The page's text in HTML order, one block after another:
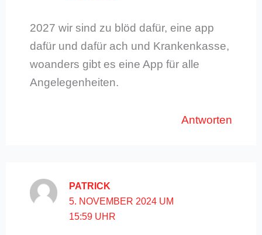
2027 wir sind zu blöd dafür, eine app
dafür und dafür ach und Krankenkasse,
woanders gibt es eine App für alle
Angelegenheiten.
Antworten
PATRICK
5. NOVEMBER 2024 UM
15:59 UHR